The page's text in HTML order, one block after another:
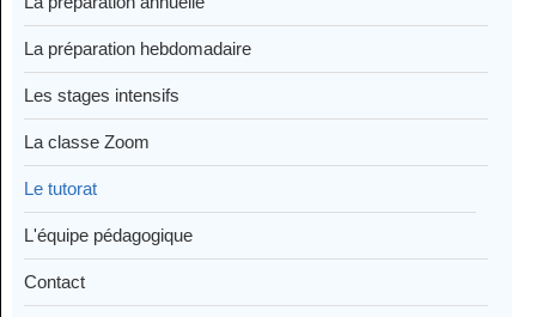
La préparation hebdomadaire
Les stages intensifs
La classe Zoom
Le tutorat
L'équipe pédagogique
Contact